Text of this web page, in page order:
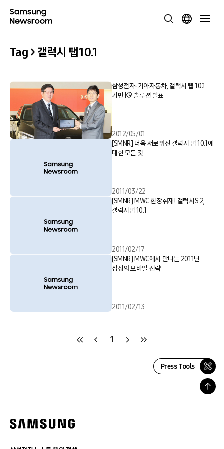
Tag > 갤럭시 탭 10.1
삼성전자-기아자동차, 갤럭시 탭 10.1
기반 K9 솔루션 발표
2012/05/01
[SMNR] 더욱 새로워진 갤럭시 탭 10.1에
대한 모든 것
2011/03/22
[SMNR] MWC 현장취재! 갤럭시S 2,
갤럭시탭 10.1
2011/02/17
[SMNR] MWC에서 만나는 2011년
삼성의 모바일 전략
2011/02/13
1
Press Tools